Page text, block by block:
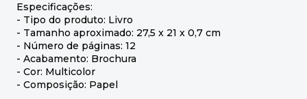
Especificações:
- Tipo do produto: Livro
- Tamanho aproximado: 27,5 x 21 x 0,7 cm
- Número de páginas: 12
- Acabamento: Brochura
- Cor: Multicolor
- Composição: Papel